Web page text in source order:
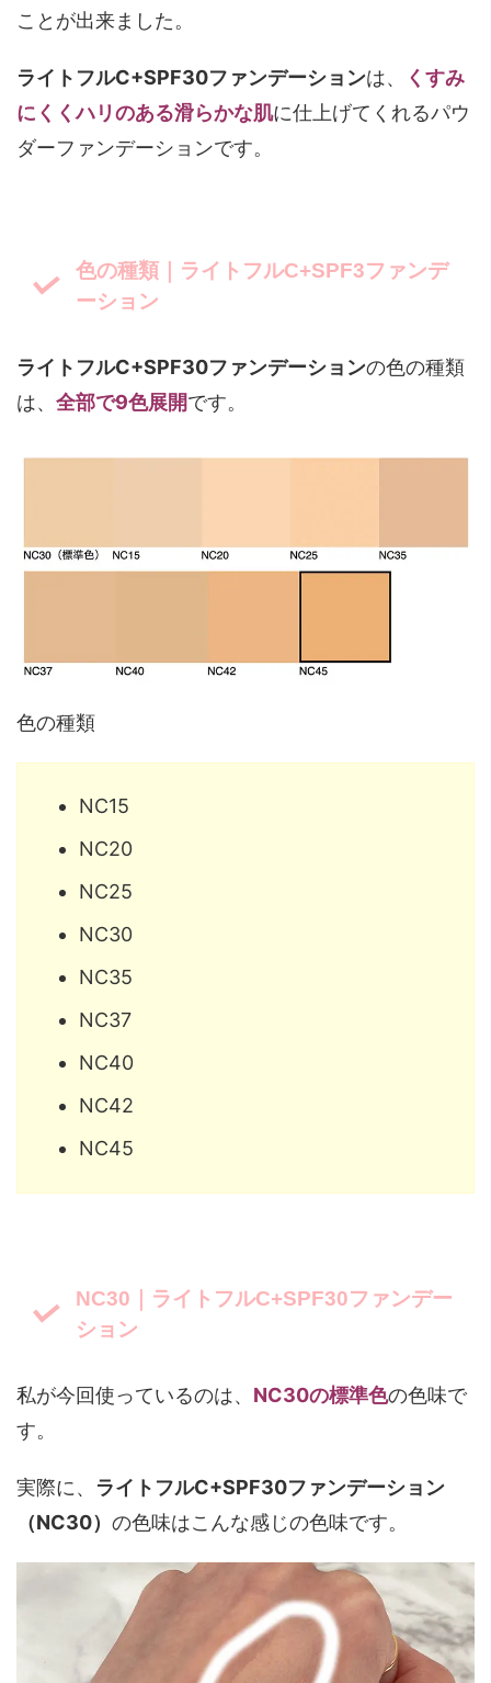
ことが出来ました。
ライトフルC+SPF30ファンデーションは、
くすみ
にくくハリのある滑らかな肌に仕上げてくれるパウ
ダーファンデーションです。
色の種類｜ライトフルC+SPF3ファンデ
ーション
ライトフルC+SPF30ファンデーションの色の種類
は、 全部で9色展開です。
色の種類
NC15
NC20
NC25
NC30
NC35
NC37
NC40
NC42
NC45
NC30｜ライトフルC+SPF30ファンデー
ション
私が今回使っているのは、 NC30の標準色の色味で
す。
実際に、 ライトフルC+SPF30ファンデーション
（NC30） の色味はこんな感じの色味です。